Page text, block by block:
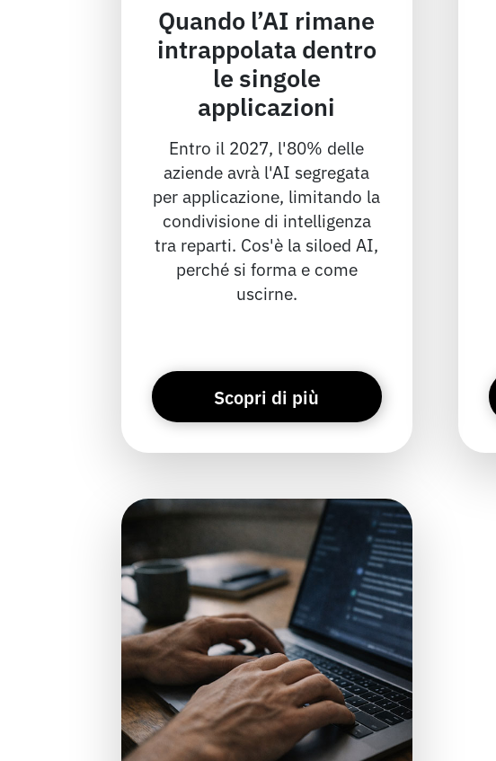
Quando l’AI rimane
intrappolata dentro
le singole
applicazioni
Entro il 2027, l'80% delle
aziende avrà l'AI segregata
per applicazione, limitando la
condivisione di intelligenza
tra reparti. Cos'è la siloed AI,
perché si forma e come
uscirne.
Scopri di più